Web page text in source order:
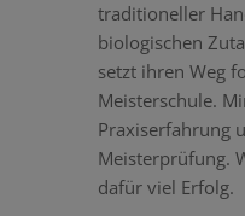
traditioneller
biologischen
setzt ihren Weg
Meisterschule.
Praxiserfahrung
Meisterprüfung.
dafür viel Erfolg.